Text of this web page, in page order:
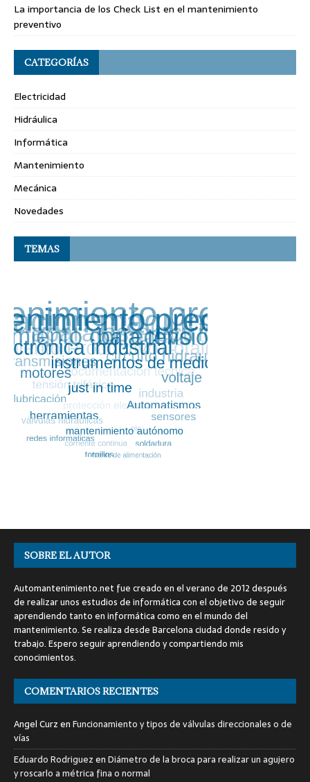
La importancia de los Check List en el mantenimiento
preventivo
CATEGORÍAS
Electricidad
Hidráulica
Informática
Mantenimiento
Mecánica
Novedades
TEMAS
SOBRE EL AUTOR
Automantenimiento.net fue creado en el verano de 2012 después
de realizar unos estudios de informática con el objetivo de seguir
aprendiendo tanto en informática como en el mundo del
mantenimiento. Se realiza desde Barcelona ciudad donde resido y
trabajo. Espero seguir aprendiendo y compartiendo mis
conocimientos.
COMENTARIOS RECIENTES
Angel CurzenFuncionamiento y tipos de válvulas direccionales o de
vías
Eduardo RodriguezenDiámetro de la broca para realizar un agujero
y roscarlo a métrica fina o normal